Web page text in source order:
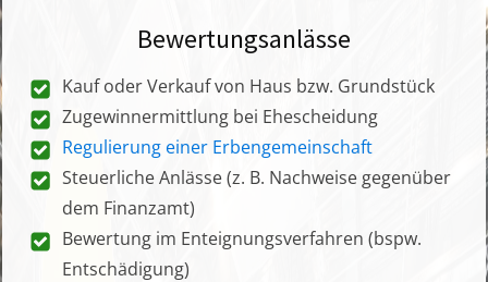
Bewertungsanlässe
Kauf oder Verkauf von Haus bzw. Grundstück
Zugewinnermittlung bei Ehescheidung
Regulierung einer Erbengemeinschaft
Steuerliche Anlässe (z. B. Nachweise gegenüber
dem Finanzamt)
Bewertung im Enteignungsverfahren (bspw.
Entschädigung)